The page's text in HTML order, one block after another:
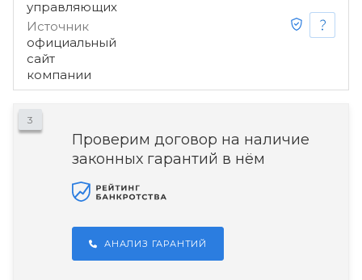
управляющих
Источник
официальный
сайт
компании
3
Проверим договор на наличие
законных гарантий в нём
АНАЛИЗ ГАРАНТИЙ